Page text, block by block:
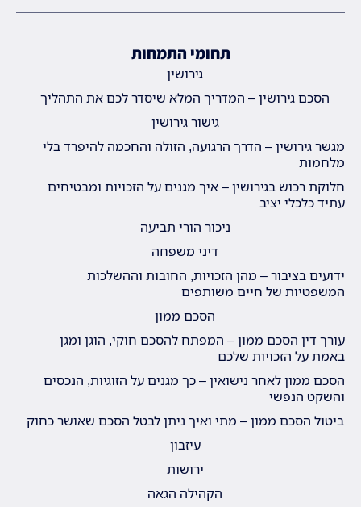
תחומי התמחות
גירושין
הסכם גירושין – המדריך המלא שיסדר לכם את התהליך
גישור גירושין
מגשר גירושין – הדרך הרגועה, הזולה והחכמה להיפרד בלי
מלחמות
חלוקת רכוש בגירושין – איך מגנים על הזכויות ומבטיחים
עתיד כלכלי יציב
ניכור הורי תביעה
דיני משפחה
ידועים בציבור – מהן הזכויות, החובות וההשלכות
המשפטיות של חיים משותפים
הסכם ממון
עורך דין הסכם ממון – המפתח להסכם חוקי, הוגן ומגן
באמת על הזכויות שלכם
הסכם ממון לאחר נישואין – כך מגנים על הזוגיות, הנכסים
והשקט הנפשי
ביטול הסכם ממון – מתי ואיך ניתן לבטל הסכם שאושר כחוק
עיזבון
ירושות
הקהילה הגאה